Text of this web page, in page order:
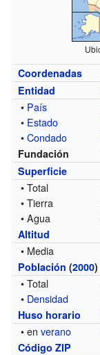
Coordenadas
Entidad
• País
• Estado
•Condado
Fundación
Superficie
• Total
• Tierra
• Agua
Altitud
• Media
Población (2000)
• Total
• Densidad
Huso horario
• enverano
Código ZIP